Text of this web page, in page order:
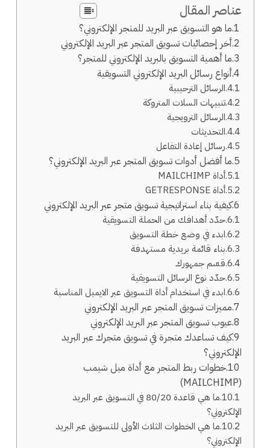
عناصر المقال
ما هو التسويق عبر البريد للمتجر الإلكتروني؟
أخر إحصائيات تسويق المتجر عبر البريد الإلكتروني
ما أهمية التسويق بالبريد الإلكتروني للمتجر؟
أنواع رسائل البريد الإلكتروني التسويقية
الرسائل الترحيبية
تنبيهات السلات المتروكة
الرسائل الترويجية
التحديثات
رسائل إعادة التفاعل
ما أفضل أدوات تسويق المتجر عبر البريد الإلكتروني؟
أداة MAILCHIMP
أداة GETRESPONSE
كيفية بناء استراتيجية تسويق متجر عبر البريد الإلكتروني
حدّد أهدافك من الحملة التسويقية
ابدء في وضع خطة التسويق
بناء قائمة بريدية مستهدفة
قسّم جمهورك
حدّد نوع الرسائل التسويقية
ابدء في استخدام أداة التسويق عبر الايميل المناسبة
مميزات تسويق المتجر عبر البريد الإلكتروني
عيوب تسويق المتجر عبر البريد الإلكتروني
كيف تساعدك متجرة في تسويق متجرك عبر البريد
الإلكتروني؟
خطوات ربط المتجر مع أداة ميل شيمب
(MAILCHIMP)
ما هي قاعدة 80/20 في التسويق عبر البريد
الإلكتروني؟
ما هي الخطوات الثلاث الأولى للتسويق عبر البريد
الإلكتروني؟